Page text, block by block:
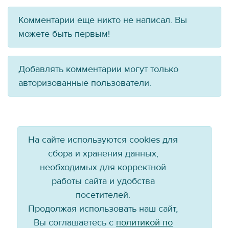
Комментарии еще никто не написал. Вы
можете быть первым!
Добавлять комментарии могут только
авторизованные пользователи.
На сайте используются cookies для
сбора и хранения данных,
необходимых для корректной
работы сайта и удобства
посетителей.
Продолжая использовать наш сайт,
Вы соглашаетесь с политикой по